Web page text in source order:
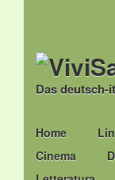
Das deutsch-
Main menu
Skip
to
content
Home
Cinema